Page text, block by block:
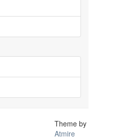
Theme by
Atmire